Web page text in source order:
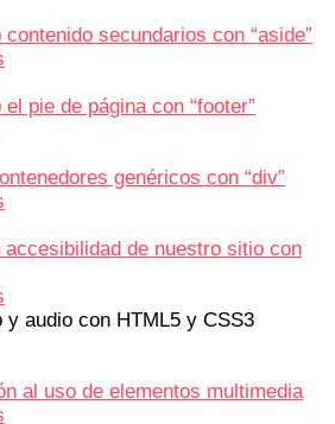
contenido secundarios con “aside”
el pie de página con “footer”
genéricos con “div”
accesibilidad de nuestro sitio con
y audio con HTML5 y CSS3
al uso de elementos multimedia